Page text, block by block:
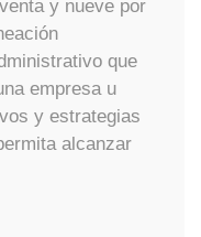
y nueve por
que
empresa u
y estrategias
alcanzar